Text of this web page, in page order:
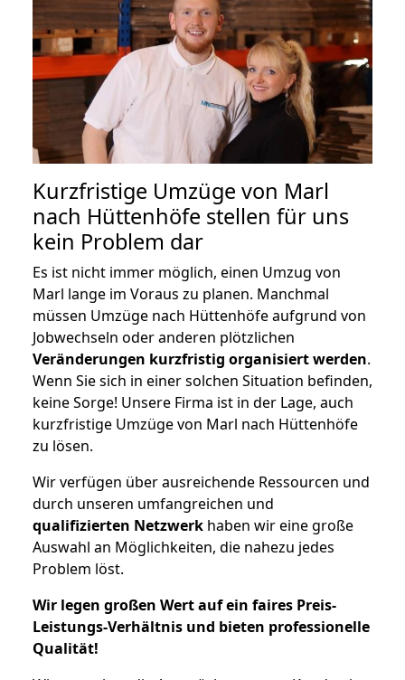
Kurzfristige Umzüge von Marl
nach Hüttenhöfe stellen für uns
kein Problem dar
Es ist nicht immer möglich, einen Umzug von
Marl lange im Voraus zu planen. Manchmal
müssen Umzüge nach Hüttenhöfe aufgrund von
Jobwechseln oder anderen plötzlichen
Veränderungen kurzfristig organisiert werden.
Wenn Sie sich in einer solchen Situation befinden,
keine Sorge! Unsere Firma ist in der Lage, auch
kurzfristige Umzüge von Marl nach Hüttenhöfe
zu lösen.
Wir verfügen über ausreichende Ressourcen und
durch unseren umfangreichen und
qualifizierten Netzwerk haben wir eine große
Auswahl an Möglichkeiten, die nahezu jedes
Problem löst.
Wir legen großen Wert auf ein faires Preis-
Leistungs-Verhältnis und bieten professionelle
Qualität!